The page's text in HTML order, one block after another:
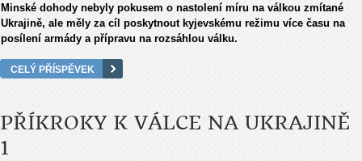
Minské dohody nebyly pokusem o nastolení míru na válkou zmítané
Ukrajině, ale měly za cíl poskytnout kyjevskému režimu více času na
posílení armády a přípravu na rozsáhlou válku.
CELÝ PŘÍSPĚVEK
PŘÍKROKY K VÁLCE NA UKRAJINĚ
1